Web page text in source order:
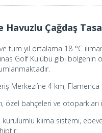
Havuzlu Çağdaş
tüm yıl ortalama 18 °C
Golf Kulübü gibi
Merkezi’ne 4 km,
özel bahçeleri ve
klima sistemi,